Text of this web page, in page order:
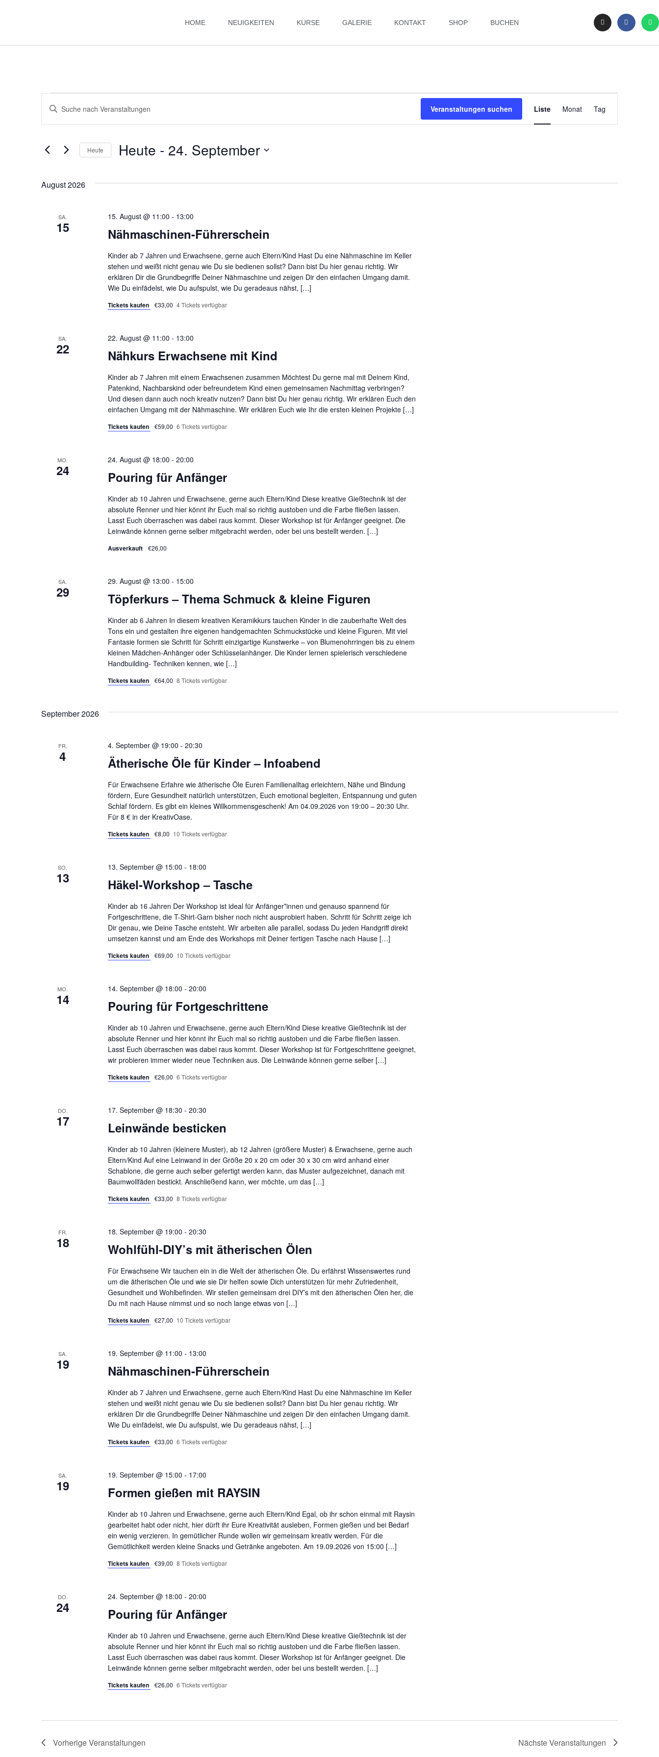
HOME NEUIGKEITEN KURSE GALERIE KONTAKT SHOP BUCHEN
Veranstaltungen
Suche
Ansichten,
Navigation
Bitte
Schlüsselwort
Suche
Veranstaltungen
Schlüsselwort.
Veranstaltungen suchen
Ansichten-
Liste Monat Tag
Heute Heute - 24. September
August 2026
SA.
15 Nähmaschinen-Führerschein
15. August @ 11:00 - 13:00
Kinder ab 7 Jahren und Erwachsene, gerne auch Eltern/Kind Hast Du eine Nähmaschine im Keller
stehen und weißt nicht genau wie Du sie bedienen sollst? Dann bist Du hier genau richtig. Wir
erklären Dir die Grundbegriffe Deiner Nähmaschine und zeigen Dir den einfachen Umgang damit.
Wie Du einfädelst, wie Du aufspulst, wie Du geradeaus nähst, […]
Tickets kaufen €33,00 4 Tickets verfügbar
SA.
22 Nähkurs Erwachsene mit Kind
22. August @ 11:00 - 13:00
Kinder ab 7 Jahren mit einem Erwachsenen zusammen Möchtest Du gerne mal mit Deinem Kind,
Patenkind, Nachbarskind oder befreundetem Kind einen gemeinsamen Nachmittag verbringen?
Und diesen dann auch noch kreativ nutzen? Dann bist Du hier genau richtig. Wir erklären Euch den
einfachen Umgang mit der Nähmaschine. Wir erklären Euch wie Ihr die ersten kleinen Projekte […]
Tickets kaufen €59,00 6 Tickets verfügbar
MO.
24 Pouring für Anfänger
24. August @ 18:00 - 20:00
Kinder ab 10 Jahren und Erwachsene, gerne auch Eltern/Kind Diese kreative Gießtechnik ist der
absolute Renner und hier könnt ihr Euch mal so richtig austoben und die Farbe fließen lassen.
Lasst Euch überraschen was dabei raus kommt. Dieser Workshop ist für Anfänger geeignet. Die
Leinwände können gerne selber mitgebracht werden, oder bei uns bestellt werden. […]
Ausverkauft €26,00
SA.
29 Töpferkurs – Thema Schmuck & kleine Figuren
29. August @ 13:00 - 15:00
Kinder ab 6 Jahren In diesem kreativen Keramikkurs tauchen Kinder in die zauberhafte Welt des
Tons ein und gestalten ihre eigenen handgemachten Schmuckstücke und kleine Figuren. Mit viel
Fantasie formen sie Schritt für Schritt einzigartige Kunstwerke – von Blumenohrringen bis zu einem
kleinen Mädchen-Anhänger oder Schlüsselanhänger. Die Kinder lernen spielerisch verschiedene
Handbuilding- Techniken kennen, wie […]
Tickets kaufen €64,00 8 Tickets verfügbar
September 2026
FR.
4 Ätherische Öle für Kinder – Infoabend
4. September @ 19:00 - 20:30
Für Erwachsene Erfahre wie ätherische Öle Euren Familienalltag erleichtern, Nähe und Bindung
fördern, Eure Gesundheit natürlich unterstützen, Euch emotional begleiten, Entspannung und guten
Schlaf fördern. Es gibt ein kleines Willkommensgeschenk! Am 04.09.2026 von 19:00 – 20:30 Uhr.
Für 8 € in der KreativOase.
Tickets kaufen €8,00 10 Tickets verfügbar
SO.
13 Häkel-Workshop – Tasche
13. September @ 15:00 - 18:00
Kinder ab 16 Jahren Der Workshop ist ideal für Anfänger*innen und genauso spannend für
Fortgeschrittene, die T-Shirt-Garn bisher noch nicht ausprobiert haben. Schritt für Schritt zeige ich
Dir genau, wie Deine Tasche entsteht. Wir arbeiten alle parallel, sodass Du jeden Handgriff direkt
umsetzen kannst und am Ende des Workshops mit Deiner fertigen Tasche nach Hause […]
Tickets kaufen €69,00 10 Tickets verfügbar
MO.
14 Pouring für Fortgeschrittene
14. September @ 18:00 - 20:00
Kinder ab 10 Jahren und Erwachsene, gerne auch Eltern/Kind Diese kreative Gießtechnik ist der
absolute Renner und hier könnt ihr Euch mal so richtig austoben und die Farbe fließen lassen.
Lasst Euch überraschen was dabei raus kommt. Dieser Workshop ist für Fortgeschrittene geeignet,
wir probieren immer wieder neue Techniken aus. Die Leinwände können gerne selber […]
Tickets kaufen €26,00 6 Tickets verfügbar
DO.
17 Leinwände besticken
17. September @ 18:30 - 20:30
Kinder ab 10 Jahren (kleinere Muster), ab 12 Jahren (größere Muster) & Erwachsene, gerne auch
Eltern/Kind Auf eine Leinwand in der Größe 20 x 20 cm oder 30 x 30 cm wird anhand einer
Schablone, die gerne auch selber gefertigt werden kann, das Muster aufgezeichnet, danach mit
Baumwollfäden bestickt. Anschließend kann, wer möchte, um das […]
Tickets kaufen €33,00 8 Tickets verfügbar
FR.
18 Wohlfühl-DIY’s mit ätherischen Ölen
18. September @ 19:00 - 20:30
Für Erwachsene Wir tauchen ein in die Welt der ätherischen Öle. Du erfährst Wissenswertes rund
um die ätherischen Öle und wie sie Dir helfen sowie Dich unterstützen für mehr Zufriedenheit,
Gesundheit und Wohlbefinden. Wir stellen gemeinsam drei DIY’s mit den ätherischen Ölen her, die
Du mit nach Hause nimmst und so noch lange etwas von […]
Tickets kaufen €27,00 10 Tickets verfügbar
SA.
19 Nähmaschinen-Führerschein
19. September @ 11:00 - 13:00
Kinder ab 7 Jahren und Erwachsene, gerne auch Eltern/Kind Hast Du eine Nähmaschine im Keller
stehen und weißt nicht genau wie Du sie bedienen sollst? Dann bist Du hier genau richtig. Wir
erklären Dir die Grundbegriffe Deiner Nähmaschine und zeigen Dir den einfachen Umgang damit.
Wie Du einfädelst, wie Du aufspulst, wie Du geradeaus nähst, […]
Tickets kaufen €33,00 6 Tickets verfügbar
SA.
19 Formen gießen mit RAYSIN
19. September @ 15:00 - 17:00
Kinder ab 10 Jahren und Erwachsene, gerne auch Eltern/Kind Egal, ob ihr schon einmal mit Raysin
gearbeitet habt oder nicht, hier dürft ihr Eure Kreativität ausleben, Formen gießen und bei Bedarf
ein wenig verzieren. In gemütlicher Runde wollen wir gemeinsam kreativ werden. Für die
Gemütlichkeit werden kleine Snacks und Getränke angeboten. Am 19.09.2026 von 15:00 […]
Tickets kaufen €39,00 8 Tickets verfügbar
DO.
24 Pouring für Anfänger
24. September @ 18:00 - 20:00
Kinder ab 10 Jahren und Erwachsene, gerne auch Eltern/Kind Diese kreative Gießtechnik ist der
absolute Renner und hier könnt ihr Euch mal so richtig austoben und die Farbe fließen lassen.
Lasst Euch überraschen was dabei raus kommt. Dieser Workshop ist für Anfänger geeignet. Die
Leinwände können gerne selber mitgebracht werden, oder bei uns bestellt werden. […]
Tickets kaufen €26,00 6 Tickets verfügbar
VorherigeVeranstaltungen NächsteVeranstaltungen